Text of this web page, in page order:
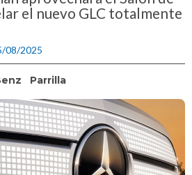
el nuevo GLC totalmente
08/2025
Parrilla